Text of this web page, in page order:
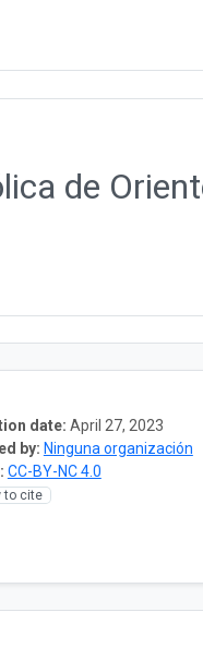
de
date: April 27, 2023
by: Ninguna organización
CC-BY-NC 4.0
to cite